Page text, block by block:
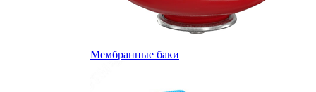
Мембранные баки